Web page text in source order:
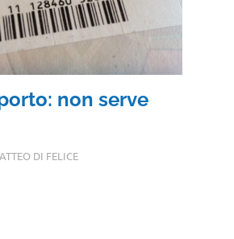
non serve
DI FELICE